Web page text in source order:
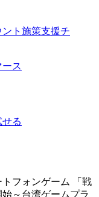
ト施策支援チ
ス
る
フォンゲーム 「戦
～台湾ゲームプラ